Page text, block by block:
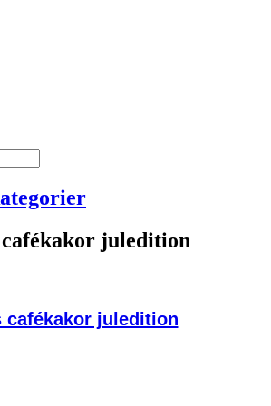
juledition
cafékakor juledition